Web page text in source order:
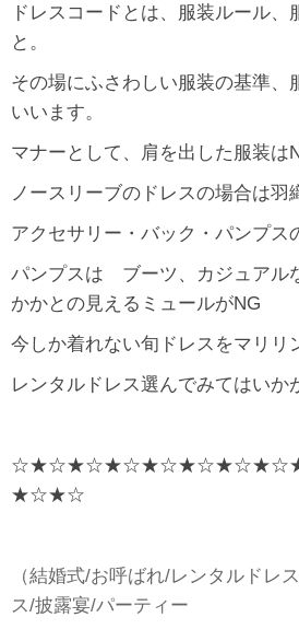
ドレスコードとは、服装ルール、
と。
その場にふさわしい服装の基準、
いいます。
マナーとして、肩を出した服装は
ノースリーブのドレスの場合は羽
アクセサリー・バック・パンプス
パンプスは ブーツ、カジュアル
かかとの見えるミュールがNG
今しか着れない旬ドレスをマリリ
レンタルドレス選んでみてはいか
★☆★☆
（結婚式/お呼ばれ/レンタルドレ
ス/披露宴/パーティー